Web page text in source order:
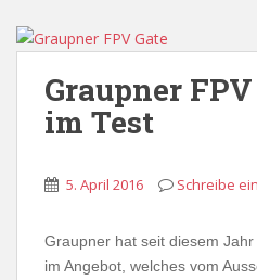
Graupner FPV
im Test
5. April 2016 Schreibe
Graupner hat seit diesem
im Angebot, welches vom